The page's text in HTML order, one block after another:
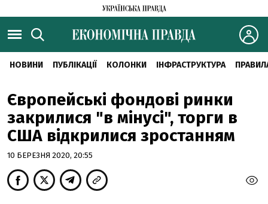
НОВИНИ ПУБЛІКАЦІЇ КОЛОНКИ ІНФРАСТРУКТУРА
Європейські фондові ринки
закрилися "в мінусі", торги в
США відкрилися зростанням
10 БЕРЕЗНЯ 2020, 20:55